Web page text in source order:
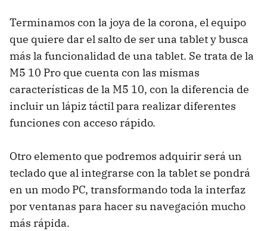
Terminamos con la joya de la corona, el equipo
que quiere dar el salto de ser una tablet y busca
más la funcionalidad de una tablet. Se trata de la
M5 10 Pro que cuenta con las mismas
características de la M5 10, con la diferencia de
incluir un lápiz táctil para realizar diferentes
funciones con acceso rápido.
Otro elemento que podremos adquirir será un
teclado que al integrarse con la tablet se pondrá
en un modo PC, transformando toda la interfaz
por ventanas para hacer su navegación mucho
más rápida.